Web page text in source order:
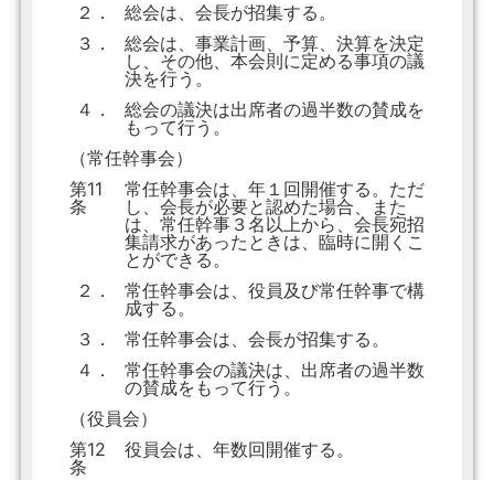
２．
総会は、会長が招集する。
３．
総会は、事業計画、予算、決算を決定
し、その他、本会則に定める事項の議
決を行う。
４．
総会の議決は出席者の過半数の賛成を
もって行う。
（常任幹事会）
第11
条
常任幹事会は、年１回開催する。ただ
し、会長が必要と認めた場合、また
は、常任幹事３名以上から、会長宛招
集請求があったときは、臨時に開くこ
とができる。
２．
常任幹事会は、役員及び常任幹事で構
成する。
３．
常任幹事会は、会長が招集する。
４．
常任幹事会の議決は、出席者の過半数
の賛成をもって行う。
（役員会）
第12
条
役員会は、年数回開催する。